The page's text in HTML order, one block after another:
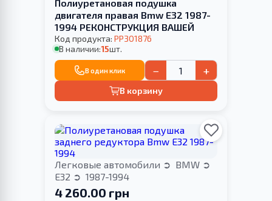
Полиуретановая подушка
двигателя правая Bmw E32 1987-
1994 РЕКОНСТРУКЦИЯ ВАШЕЙ
Код продукта: PP301876
В наличии:15шт.
В один клик − +
В корзину
Легковые автомобили
BMW
E32
1987-1994
4 260.00 грн